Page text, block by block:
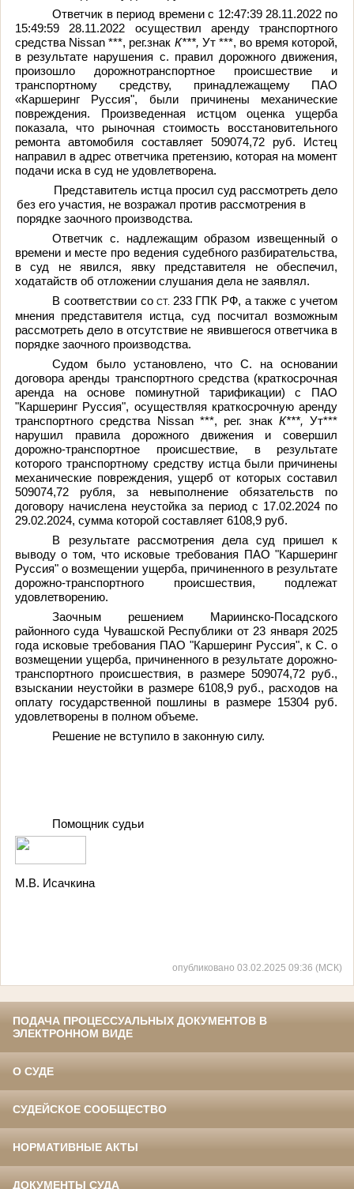
Ответчик в период времени с 12:47:39 28.11.2022 по
15:49:59 28.11.2022 осуществил аренду транспортного
средства Nissan***, рег.знак К***, Ут ***, во время которой,
в результате нарушения с. правил дорожного движения,
произошло дорожно­транспортное происшествие и
транспортному средству, принадлежащему ПАО
«Каршеринг Руссия", были причинены механические
повреждения. Произведенная истцом оценка ущерба
показала, что рыночная стоимость восстановительного
ремонта автомобиля составляет 509074,72 руб. Истец
направил в адрес ответчика претензию, которая на момент
подачи иска в суд не удовлетворена.
Представитель истца просил суд рассмотреть дело
без его участия, не возражал против рассмотрения в
порядке заочного производства.
Ответчикс. надлежащим образом извещенный о
времени и месте про ведения судебного разбирательства,
в суд не явился, явку представителя не обеспечил,
ходатайств об отложении слушания дела не заявлял.
В соответствии соСТ. 233 ГПК РФ, а также с учетом
мнения представителя истца, суд посчитал возможным
рассмотреть дело в отсутствие не явившегося ответчика в
порядке заочного производства.
Судом было установлено, что С. на основании
договора аренды транспортного средства (краткосрочная
аренда на основе поминутной тарификации) с ПАО
"Каршеринг Руссия", осуществляя краткосрочную аренду
транспортного средства Nissan ***, рег. знакК***,Ут***
нарушил правила дорожного движения и совершил
дорожно-транспортное происшествие, в результате
которого транспортному средству истца были причинены
механические повреждения, ущерб от которых составил
509074,72 рубля, за невыполнение обязательств по
договору начислена неустойка за период с 17.02.2024 по
29.02.2024, сумма которой составляет 6108,9 руб.
В результате рассмотрения дела суд пришел к
выводу о том, что исковые требования ПАО "Каршеринг
Руссия" о возмещении ущерба, причиненного в результате
дорожно-транспортного происшествия, подлежат
удовлетворению.
Заочным решением Мариинско-Посадского
районного суда Чувашской Республики от 23 января 2025
года исковые требования ПАО "Каршеринг Руссия", к С. о
возмещении ущерба, причиненного в результате дорожно-
транспортного происшествия, в размере 509074,72 руб.,
взыскании неустойки в размере 6108,9 руб., расходов на
оплату государственной пошлины в размере 15304 руб.
удовлетворены в полном объеме.
Решение не вступило в законную силу.
Помощник судьи
М.В. Исачкина
опубликовано 03.02.2025 09:36 (МСК)
ПОДАЧА ПРОЦЕССУАЛЬНЫХ ДОКУМЕНТОВ В
ЭЛЕКТРОННОМ ВИДЕ
О СУДЕ
СУДЕЙСКОЕ СООБЩЕСТВО
НОРМАТИВНЫЕ АКТЫ
ДОКУМЕНТЫ СУДА